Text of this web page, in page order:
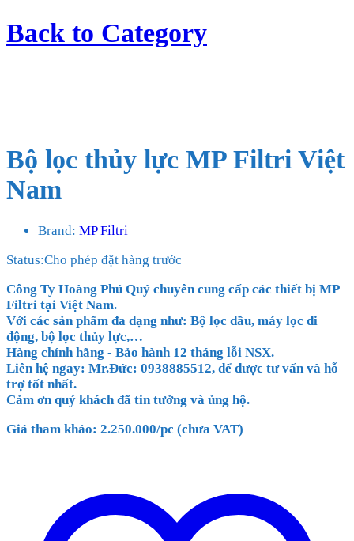
Back to Category
Bộ lọc thủy lực MP Filtri Việt
Nam
Brand: MP Filtri
Status:Cho phép đặt hàng trước
Công Ty Hoàng Phú Quý chuyên cung cấp các thiết bị MP
Filtri tại Việt Nam.
Với các sản phẩm đa dạng như: Bộ lọc dầu, máy lọc di
động, bộ lọc thủy lực,…
Hàng chính hãng - Bảo hành 12 tháng lỗi NSX.
Liên hệ ngay: Mr.Đức: 0938885512, để được tư vấn và hỗ
trợ tốt nhất.
Cảm ơn quý khách đã tin tưởng và ủng hộ.
Giá tham khảo: 2.250.000/pc (chưa VAT)